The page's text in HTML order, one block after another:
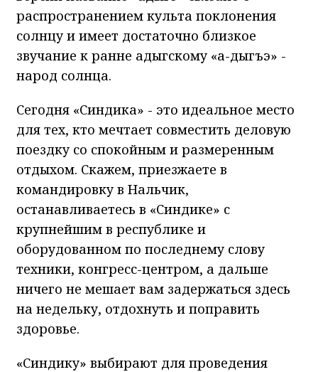
распространением культа поклонения
солнцу и имеет достаточно близкое
звучание к ранне адыгскому «а-дыгъэ» -
народ солнца.
Сегодня «Синдика» - это идеальное место
для тех, кто мечтает совместить деловую
поездку со спокойным и размеренным
отдыхом. Скажем, приезжаете в
командировку в Нальчик,
останавливаетесь в «Синдике» с
крупнейшим в республике и
оборудованном по последнему слову
техники, конгресс-центром, а дальше
ничего не мешает вам задержаться здесь
на недельку, отдохнуть и поправить
здоровье.
«Синдику» выбирают для проведения